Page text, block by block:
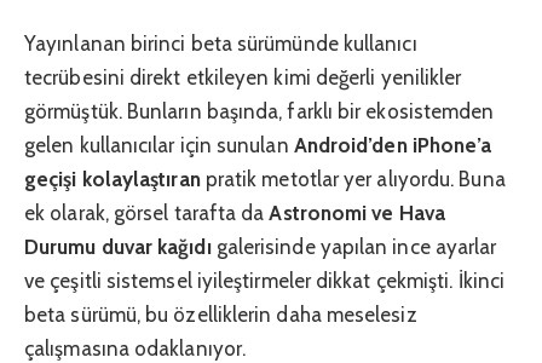
Yayınlanan birinci beta sürümünde kullanıcı
tecrübesini direkt etkileyen kimi değerli yenilikler
görmüştük. Bunların başında, farklı bir ekosistemden
gelen kullanıcılar için sunulan Android’den iPhone’a
geçişi kolaylaştıranpratik metotlar yer alıyordu. Buna
ek olarak, görsel tarafta daAstronomi ve Hava
Durumu duvar kağıdıgalerisinde yapılan ince ayarlar
ve çeşitli sistemsel iyileştirmeler dikkat çekmişti. İkinci
beta sürümü, bu özelliklerin daha meselesiz
çalışmasına odaklanıyor.